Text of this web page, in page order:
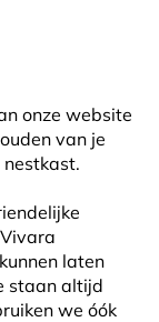
onze website
van je
laten
staan altijd
we óók